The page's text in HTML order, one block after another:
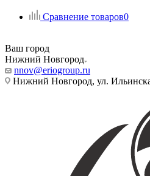
Сравнение товаров0
Ваш город
Нижний Новгород
nnov@eriogroup.ru
Нижний Новгород, ул.